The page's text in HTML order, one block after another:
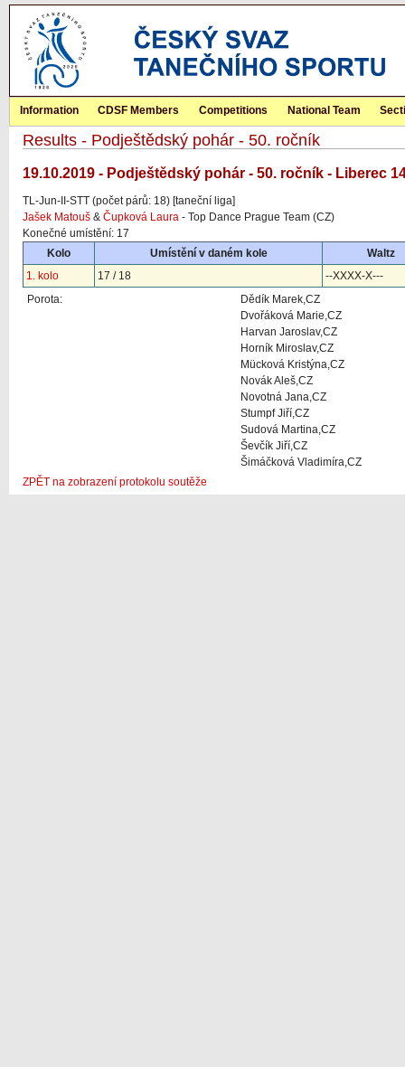
Information CDSF Members Competitions National Team
Results - Podještědský pohár - 50. ročník
19.10.2019 - Podještědský pohár - 50. ročník - Liberec
TL-Jun-II-STT (počet párů: 18) [taneční liga]
Jašek Matouš & Čupková Laura - Top Dance Prague Team (CZ)
Konečné umístění: 17
Kolo
Umístění v daném kole
Waltz
1. kolo
17 / 18
--XXXX-X---
Porota:
Dědík Marek,CZ
Dvořáková Marie,CZ
Harvan Jaroslav,CZ
Horník Miroslav,CZ
Mücková Kristýna,CZ
Novák Aleš,CZ
Novotná Jana,CZ
Stumpf Jiří,CZ
Sudová Martina,CZ
Ševčík Jiří,CZ
Šimáčková Vladimíra,CZ
ZPĚT na zobrazení protokolu soutěže